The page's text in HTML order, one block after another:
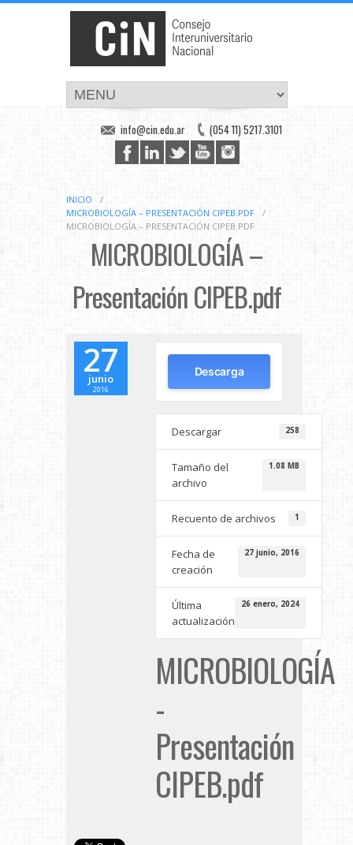
(054 11) 5217.3101
info@cin.edu.ar
INICIO
/
MICROBIOLOGÍA – PRESENTACIÓN CIPEB.PDF
/
MICROBIOLOGÍA – PRESENTACIÓN CIPEB.PDF
MICROBIOLOGÍA –
Presentación CIPEB.pdf
27
junio
2016
Descarga
Descargar 258
Tamaño del
archivo
1.08 MB
Recuento de archivos 1
Fecha de
creación
27 junio, 2016
Última
actualización
26 enero, 2024
MICROBIOLOGÍA
-
Presentación
CIPEB.pdf